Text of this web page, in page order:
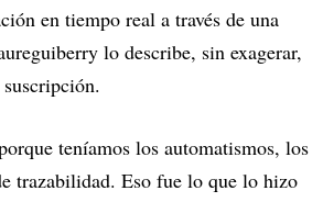
en tiempo real a través de una
lo describe, sin exagerar,
teníamos los automatismos, los
trazabilidad. Eso fue lo que lo hizo